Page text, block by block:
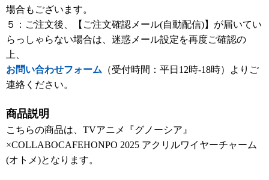
場合もございます。
５：ご注文後、【ご注文確認メール(自動配信)】が届いてい
らっしゃらない場合は、迷惑メール設定を再度ご確認の
上、
お問い合わせフォーム （受付時間：平日12時-18時）よりご
連絡ください。
商品説明
こちらの商品は、TVアニメ『グノーシア』
×COLLABOCAFEHONPO 2025 アクリルワイヤーチャーム
(オトメ)となります。